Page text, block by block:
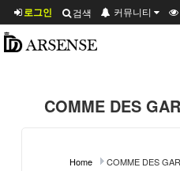
로그인 검색 커뮤니티
COMME DES
Home COMME DES